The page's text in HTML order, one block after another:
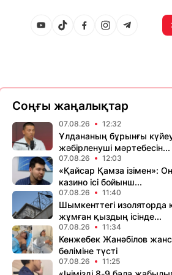
Соңғы жаңалықтар
07.08.26 12:32
Ұлдананың бұрынғы
жәбірленуші мәртебесін...
07.08.26 12:03
«Қайсар Қамза ізімен»:
казино ісі бойынш...
07.08.26 11:40
Шымкенттегі изоляторда
жұмған қыздың ісінде...
07.08.26 11:34
Кенжебек Жанәбілов
бөліміне түсті
07.08.26 11:25